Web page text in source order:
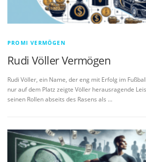
PROMI VERMÖGEN
Rudi Völler Vermögen
Rudi Völler, ein Name, der eng mit Erfolg im
nur auf dem Platz zeigte Völler herausragende
seinen Rollen abseits des Rasens als …